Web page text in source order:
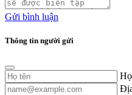
Gửi bình luận
Thông tin người gửi